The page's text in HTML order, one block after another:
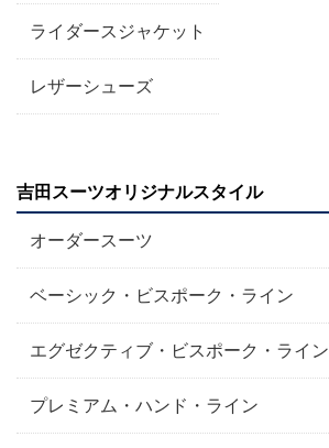
ライダースジャケット
レザーシューズ
吉田スーツオリジナルスタイル
オーダースーツ
ベーシック・ビスポーク・ライン
エグゼクティブ・ビスポーク・ライン
プレミアム・ハンド・ライン